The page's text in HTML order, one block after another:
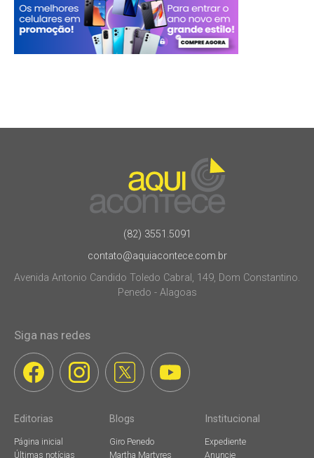
(82) 3551.5091
contato@aquiacontece.com.br
Avenida Antonio Candido Toledo Cabral, 149, Dom Constantino.
Penedo - Alagoas
Siga nas redes
Editorias
Página inicial
Últimas notícias
Blogs
Giro Penedo
Martha Martyres
Institucional
Expediente
Anuncie